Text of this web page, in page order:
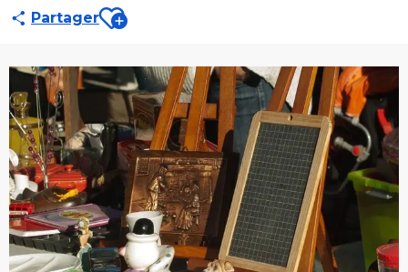
PartagerAjouter aux favoris